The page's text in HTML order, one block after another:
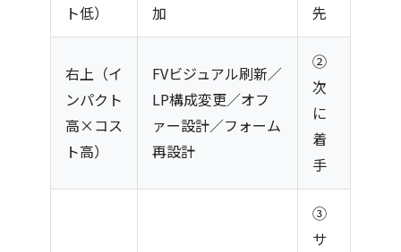
ト低）
加
先
右上（イ
ンパクト
高×コス
ト高）
FVビジュアル刷新／
LP構成変更／オフ
ァー設計／フォーム
再設計
②
次
に
着
手
③
サ